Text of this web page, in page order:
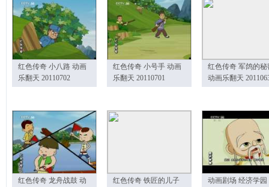
红色传奇 小八路 动画
乐翻天 20110702
红色传奇 小号手 动画
乐翻天 20110701
红色传奇 军鸽的秘
动画乐翻天
红色传奇 龙舟战鼓 动
红色传奇 铁匠的儿子
动画剧场 经济学园